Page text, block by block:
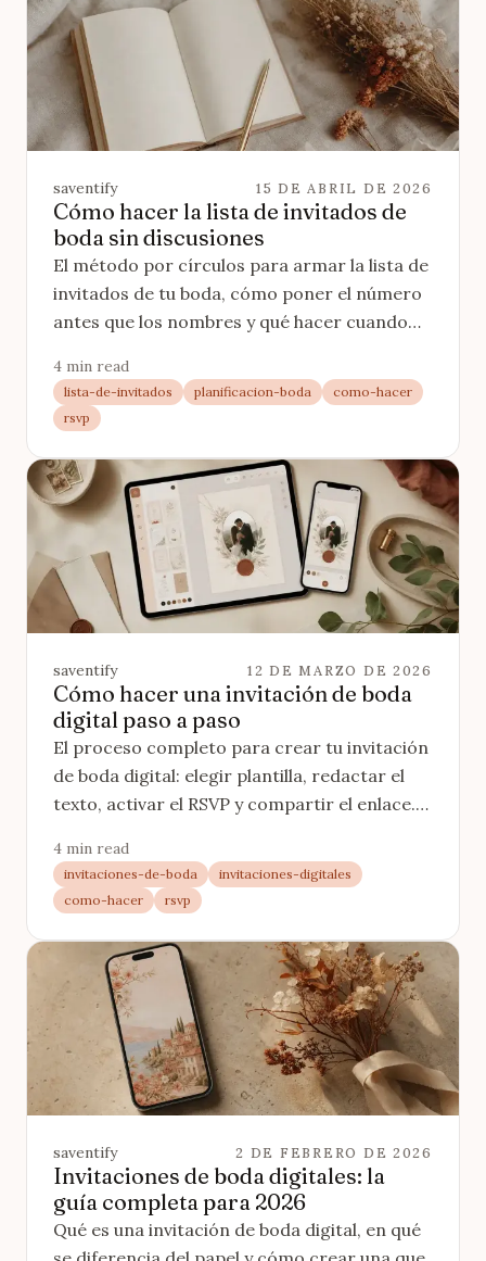
saventify 15 DE ABRIL DE 2026
Cómo hacer la lista de invitados de
boda sin discusiones
El método por círculos para armar la lista de
invitados de tu boda, cómo poner el número
antes que los nombres y qué hacer cuando
4 min read
lista-de-invitados planificacion-boda
como-hacer
rsvp
saventify 12 DE MARZO DE 2026
Cómo hacer una invitación de boda
digital paso a paso
El proceso completo para crear tu invitación
de boda digital: elegir plantilla, redactar el
texto, activar el RSVP y compartir el enlace.
4 min read
invitaciones-de-boda
invitaciones-digitales
como-hacer
rsvp
saventify 2 DE FEBRERO DE 2026
Invitaciones de boda digitales: la
guía completa para 2026
Qué es una invitación de boda digital, en qué